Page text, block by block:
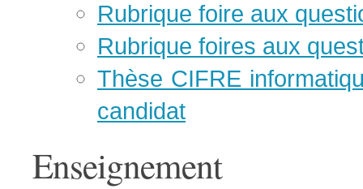
Rubrique foire aux
Rubrique foires aux
Thèse CIFRE
candidat
Enseignement